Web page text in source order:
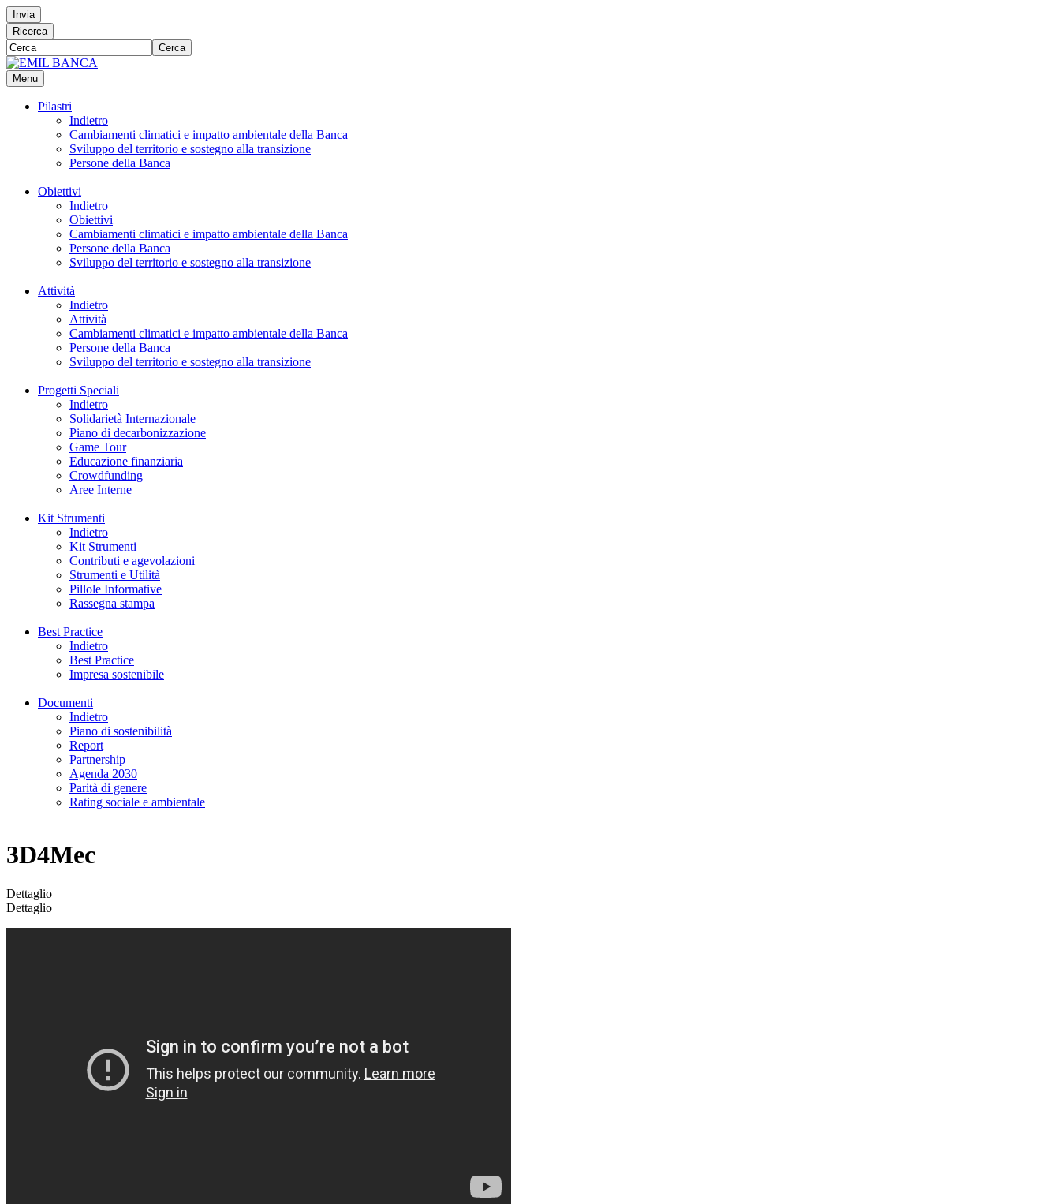
Invia
Ricerca
Cerca
Menu
Pilastri
Indietro
Cambiamenti climatici e impatto ambientale della Banca
Sviluppo del territorio e sostegno alla transizione
Persone della Banca
Obiettivi
Indietro
Obiettivi
Cambiamenti climatici e impatto ambientale della Banca
Persone della Banca
Sviluppo del territorio e sostegno alla transizione
Attività
Indietro
Attività
Cambiamenti climatici e impatto ambientale della Banca
Persone della Banca
Sviluppo del territorio e sostegno alla transizione
Progetti Speciali
Indietro
Solidarietà Internazionale
Piano di decarbonizzazione
Game Tour
Educazione finanziaria
Crowdfunding
Aree Interne
Kit Strumenti
Indietro
Kit Strumenti
Contributi e agevolazioni
Strumenti e Utilità
Pillole Informative
Rassegna stampa
Best Practice
Indietro
Best Practice
Impresa sostenibile
Documenti
Indietro
Piano di sostenibilità
Report
Partnership
Agenda 2030
Parità di genere
Rating sociale e ambientale
3D4Mec
Dettaglio
Dettaglio